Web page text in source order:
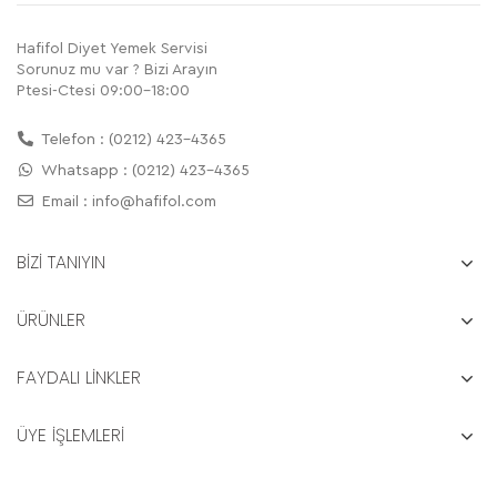
Hafifol Diyet Yemek Servisi
Sorunuz mu var ? Bizi Arayın
Ptesi-Ctesi 09:00-18:00
Telefon : (0212) 423-4365
Whatsapp : (0212) 423-4365
Email : info@hafifol.com
BİZİ TANIYIN
ÜRÜNLER
FAYDALI LİNKLER
ÜYE İŞLEMLERİ